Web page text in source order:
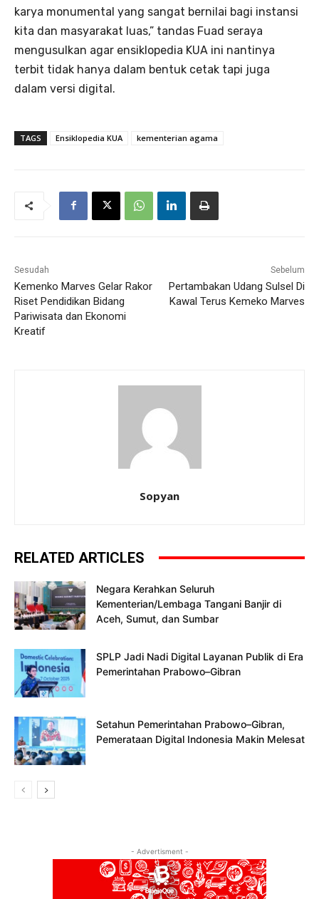
karya monumental yang sangat bernilai bagi instansi
kita dan masyarakat luas,” tandas Fuad seraya
mengusulkan agar ensiklopedia KUA ini nantinya
terbit tidak hanya dalam bentuk cetak tapi juga
dalam versi digital.
TAGS Ensiklopedia KUA kementerian agama
Sesudah
Kemenko Marves Gelar Rakor
Riset Pendidikan Bidang
Pariwisata dan Ekonomi
Kreatif
Sebelum
Pertambakan Udang Sulsel Di
Kawal Terus Kemeko Marves
Sopyan
RELATED ARTICLES
Negara Kerahkan Seluruh
Kementerian/Lembaga Tangani Banjir di
Aceh, Sumut, dan Sumbar
SPLP Jadi Nadi Digital Layanan Publik di Era
Pemerintahan Prabowo–Gibran
Setahun Pemerintahan Prabowo–Gibran,
Pemerataan Digital Indonesia Makin Melesat
- Advertisment -